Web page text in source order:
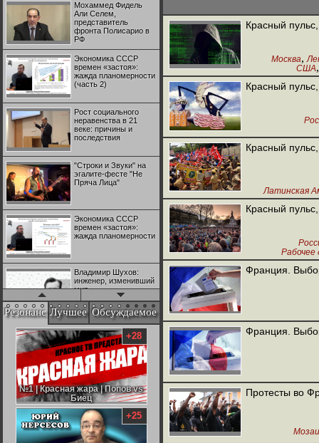
Мохаммед Фидель
Али Селем,
представитель
фронта Полисарио в
РФ
Экономика СССР
времен «застоя»:
жажда планомерности
(часть 2)
Рост социального
неравенства в 21
веке: причины и
последствия
"Строки и Звуки" на
эгалите-фесте "Не
Пряча Лица"
Экономика СССР
времен «застоя»:
жажда планомерности
Владимир Шухов:
инженер, изменивший
мир
"Аркадий Коц" на
эгалите-фесте "Не
Пряча Лица"
Контрапункты
глобализации:
геополитэкономическ
ий анализ
100 лет Ноябрьской
революции в
Резонанс Лучшее Обсуждаемое
№1 | Красная жара | Попов vs
Биец
№1 | Красная жара | Попов vs
Биец
+28
+25
Красный
Москва,
США
Испания,
Италия,
Красный
Красный
Латинская
Красный
Рабочее
Франция.
Франция.
Протесты во